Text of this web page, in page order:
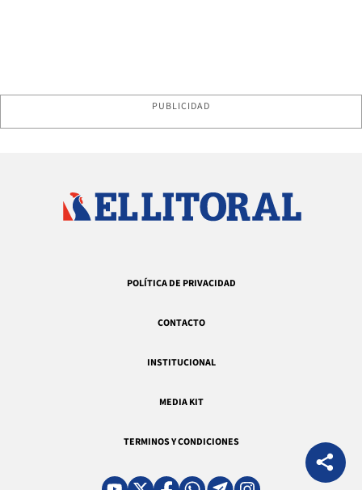
PUBLICIDAD
POLÍTICA DE PRIVACIDAD
CONTACTO
INSTITUCIONAL
MEDIA KIT
TERMINOS Y CONDICIONES